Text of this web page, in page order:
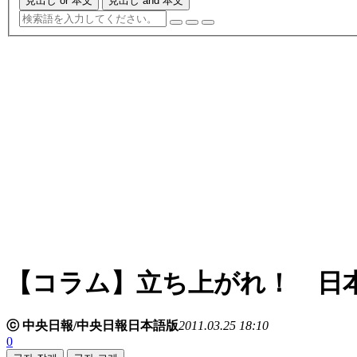
【コラム】立ち上がれ！ 日
ⓒ 中央日報/中央日報日本語版2011.03.25 18:10
0